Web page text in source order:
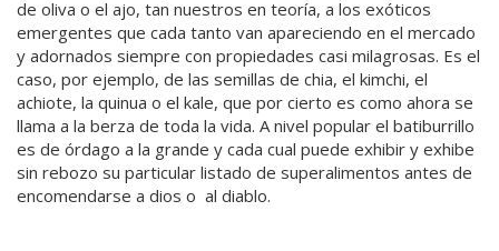
de oliva o el ajo, tan nuestros en teoría, a los exóticos
emergentes que cada tanto van apareciendo en el mercado
y adornados siempre con propiedades casi milagrosas. Es el
caso, por ejemplo, de las semillas de chia, el kimchi, el
achiote, la quinua o el kale, que por cierto es como ahora se
llama a la berza de toda la vida. A nivel popular el batiburrillo
es de órdago a la grande y cada cual puede exhibir y exhibe
sin rebozo su particular listado de superalimentos antes de
encomendarse a dios o al diablo.